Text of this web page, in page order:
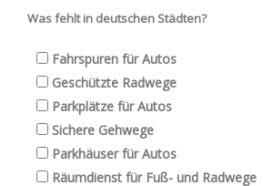
Was fehlt in deutschen Städten?
Fahrspuren für Autos
Geschützte Radwege
Parkplätze für Autos
Sichere Gehwege
Parkhäuser für Autos
Räumdienst für Fuß- und Radwege